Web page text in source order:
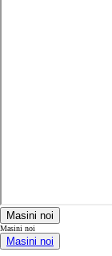
Masini noi
Masini noi
Masini noi